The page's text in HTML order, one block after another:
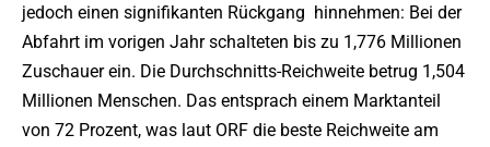
jedoch einen signifikanten Rückgang hinnehmen: Bei der
Abfahrt im vorigen Jahr schalteten bis zu 1,776 Millionen
Zuschauer ein. Die Durchschnitts-Reichweite betrug 1,504
Millionen Menschen. Das entsprach einem Marktanteil
von 72 Prozent, was laut ORF die beste Reichweite am